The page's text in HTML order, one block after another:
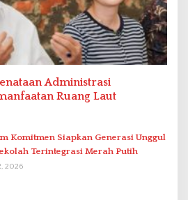
Administrasi
Ruang Laut
Komitmen Siapkan Generasi Unggul
Terintegrasi Merah Putih
2026